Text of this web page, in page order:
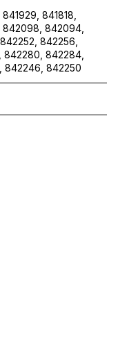
841818,
842098, 842094,
842256,
842280, 842284,
842246, 842250